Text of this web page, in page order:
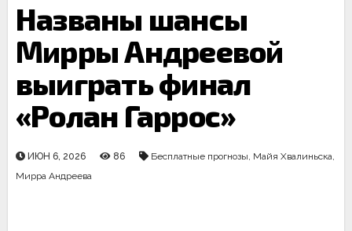
Названы шансы
Мирры Андреевой
выиграть финал
«Ролан Гаррос»
ИЮН 6, 2026 86 Бесплатные прогнозы, Майя Хвалиньска,
Мирра Андреева